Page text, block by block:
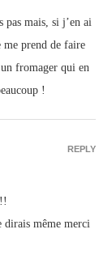
pas mais, si j’en ai
me prend de faire
fromager qui en
!
dirais même merci
REPLY